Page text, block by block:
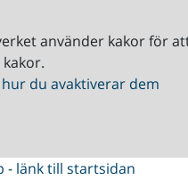
använder kakor för
du avaktiverar dem